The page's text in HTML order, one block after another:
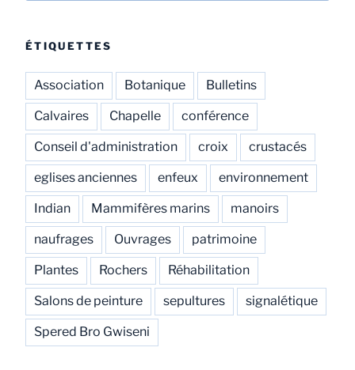
ÉTIQUETTES
Association Botanique Bulletins
Calvaires Chapelle conférence
Conseil d'administration croix crustacés
eglises anciennes enfeux environnement
Indian Mammifères marins manoirs
naufrages Ouvrages patrimoine
Plantes Rochers Réhabilitation
Salons de peinture sepultures signalétique
Spered Bro Gwiseni